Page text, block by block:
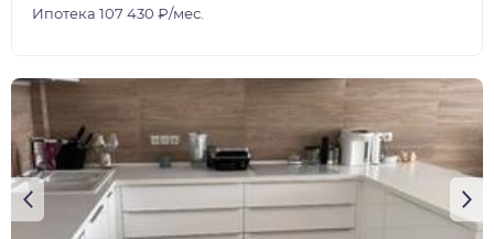
Ипотека 107 430 ₽/мес.